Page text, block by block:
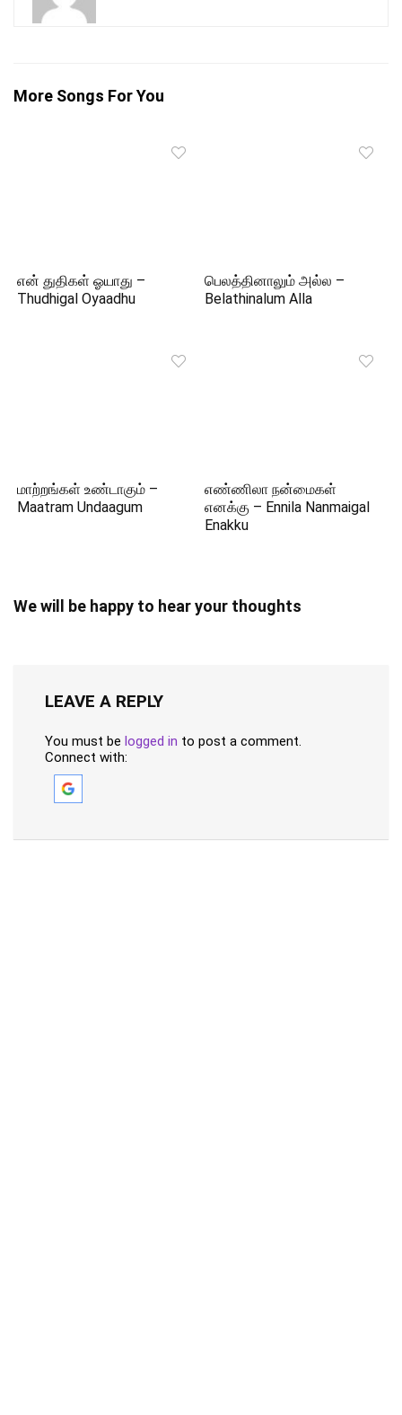
More Songs For You
என் துதிகள் ஓயாது –
Thudhigal Oyaadhu
பெலத்தினாலும் அல்ல –
Belathinalum Alla
மாற்றங்கள் உண்டாகும் –
Maatram Undaagum
எண்ணிலா நன்மைகள்
எனக்கு – Ennila Nanmaigal
Enakku
We will be happy to hear your thoughts
LEAVE A REPLY
You must be logged in to post a comment.
Connect with: